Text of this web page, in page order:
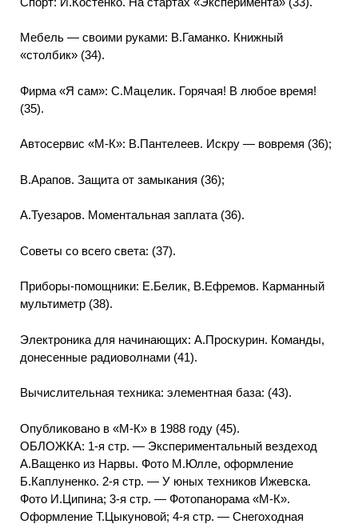
Мебель — своими руками: В.Гаманко. Книжный
«столбик» (34).
Фирма «Я сам»: С.Мацелик. Горячая! В любое время!
(35).
Автосервис «М-К»: В.Пантелеев. Искру — вовремя (36);
В.Арапов. Защита от замыкания (36);
А.Туезаров. Моментальная заплата (36).
Советы со всего света: (37).
Приборы-помощники: Е.Белик, В.Ефремов. Карманный
мультиметр (38).
Электроника для начинающих: А.Проскурин. Команды,
донесенные радиоволнами (41).
Вычислительная техника: элементная база: (43).
Опубликовано в «М-К» в 1988 году (45).
ОБЛОЖКА: 1-я стр. — Экспериментальный вездеход
А.Ващенко из Нарвы. Фото М.Юлле, оформление
Б.Каплуненко. 2-я стр. — У юных техников Ижевска.
Фото И.Ципина; 3-я стр. — Фотопанорама «М-К».
Оформление Т.Цыкуновой; 4-я стр. — Снегоходная